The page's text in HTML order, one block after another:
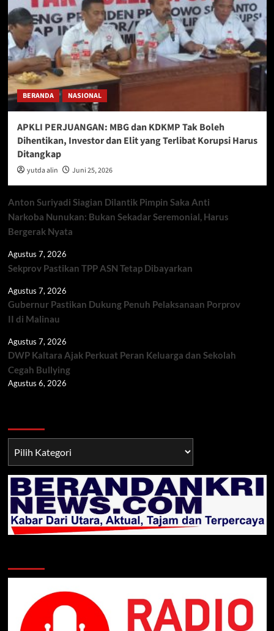
BERANDA NASIONAL
APKLI PERJUANGAN: MBG dan KDKMP Tak Boleh
Dihentikan, Investor dan Elit yang Terlibat Korupsi Harus
Ditangkap
yutda alin Juni 25, 2026
Anton Suriyadi Siagian Dilantik Pimpin Saka Anti
Narkoba Nunukan: Bukan Sekadar Seremonial, Harus
Bergerak Nyata
Agustus 7, 2026
Sekprov Pastikan TPP ASN Tetap Dibayarkan
Agustus 7, 2026
Gubernur Pastikan Dukung Penuh Pelaksanaan Porprov
II di Malinau
Agustus 7, 2026
DWP Kaltara Ajak Perkuat Peran Keluarga dan Sekolah
Cegah Bullying
Agustus 6, 2026
TNI/POLRI